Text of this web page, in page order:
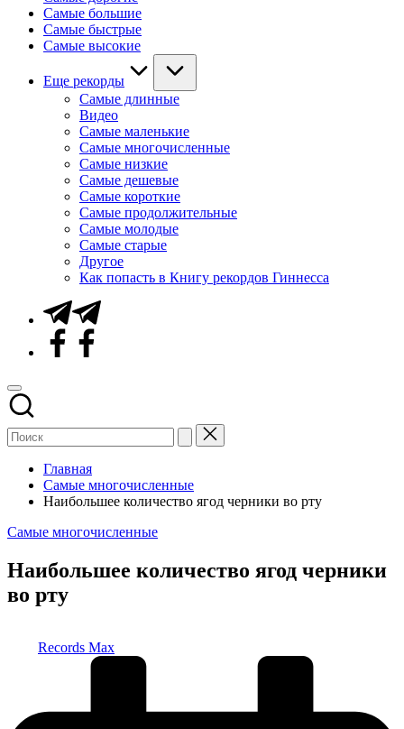
Самые большие
Самые быстрые
Самые высокие
Еще рекорды
Самые длинные
Видео
Самые маленькие
Самые многочисленные
Самые низкие
Самые дешевые
Самые короткие
Самые продолжительные
Самые молодые
Самые старые
Другое
Как попасть в Книгу рекордов Гиннесса
Telegram
Facebook
Главная
Самые многочисленные
Наибольшее количество ягод черники во рту
Опубликовано
Самые многочисленные
Наибольшее количество ягод черники
во рту
Records Max